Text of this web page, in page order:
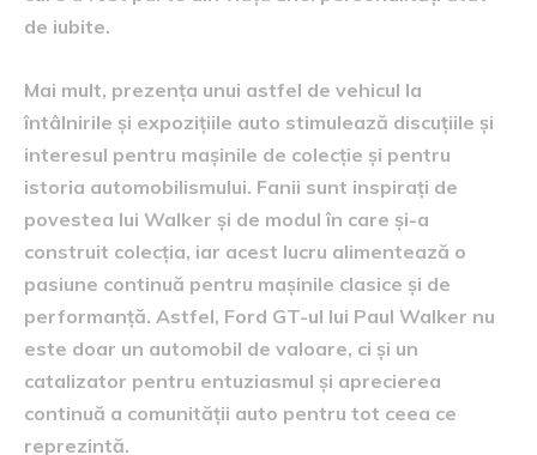
de iubite.
Mai mult, prezența unui astfel de vehicul la
întâlnirile și expozițiile auto stimulează discuțiile și
interesul pentru mașinile de colecție și pentru
istoria automobilismului. Fanii sunt inspirați de
povestea lui Walker și de modul în care și-a
construit colecția, iar acest lucru alimentează o
pasiune continuă pentru mașinile clasice și de
performanță. Astfel, Ford GT-ul lui Paul Walker nu
este doar un automobil de valoare, ci și un
catalizator pentru entuziasmul și aprecierea
continuă a comunității auto pentru tot ceea ce
reprezintă.